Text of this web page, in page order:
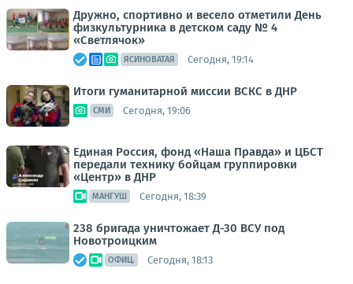
Дружно, спортивно и весело отметили День
физкультурника в детском саду № 4
«Светлячок»
ЯСИНОВАТАЯ Сегодня, 19:14
Итоги гуманитарной миссии ВСКС в ДНР
СМИ Сегодня, 19:06
Единая Россия, фонд «Наша Правда» и ЦБСТ
передали технику бойцам группировки
«Центр» в ДНР
МАНГУШ Сегодня, 18:39
238 бригада уничтожает Д-30 ВСУ под
Новотроицким
ОФИЦ. Сегодня, 18:13